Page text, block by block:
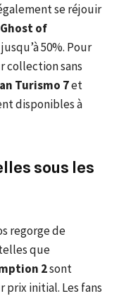
se réjouir
Ghost of
50%. Pour
collection sans
Turismo 7et
disponibles à
sous les
regorge de
que
2sont
prix initial. Les fans